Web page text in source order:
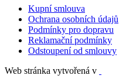
Kupní smlouva
Ochrana osobních údajů
Podmínky pro dopravu
Reklamační podmínky
Odstoupení od smlouvy
Web stránka vytvořená v